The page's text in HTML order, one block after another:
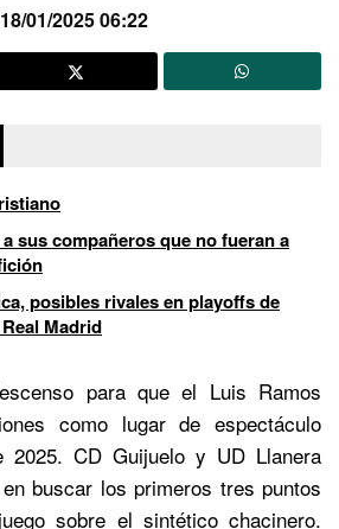
18/01/2025 06:22
sus compañeros que no fueran a
posibles rivales en playoffs de
Madrid
para que el Luis Ramos
como lugar de espectáculo
2025. CD Guijuelo y UD Llanera
buscar los primeros tres puntos
sobre el sintético chacinero.